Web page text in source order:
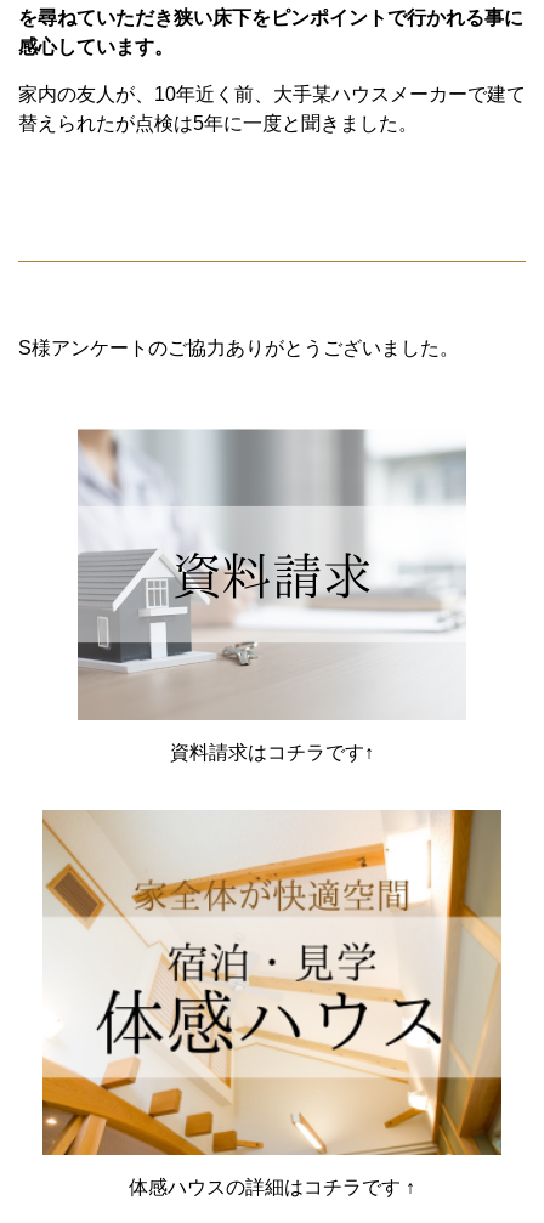
を尋ねていただき狭い床下をピンポイントで行かれる事に
感心しています。
家内の友人が、10年近く前、大手某ハウスメーカーで建て
替えられたが点検は5年に一度と聞きました。
S様アンケートのご協力ありがとうございました。
資料請求はコチラです↑
体感ハウスの詳細はコチラです ↑